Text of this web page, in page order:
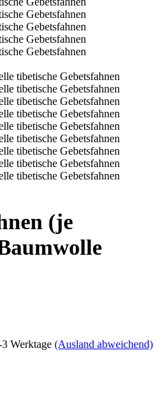
(je
Werktage (Ausland abweichend)